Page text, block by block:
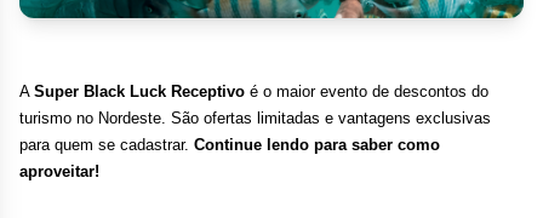
A Super Black Luck Receptivo é o maior evento de descontos do
turismo no Nordeste. São ofertas limitadas e vantagens exclusivas
para quem se cadastrar. Continue lendo para saber como
aproveitar!